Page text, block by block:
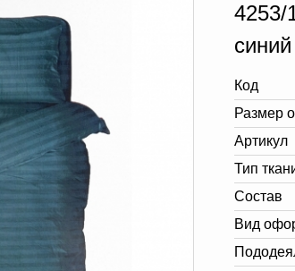
4253/
синий
Код
Размер
Артикул
Тип
Состав
Вид